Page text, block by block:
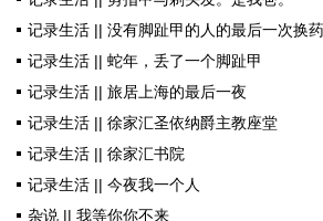
记录生活 || 没有脚趾甲的人的最后一次换药
记录生活 || 蛇年，丢了一个脚趾甲
记录生活 || 旅居上海的最后一夜
记录生活 || 徐家汇圣依纳爵主教座堂
记录生活 || 徐家汇书院
记录生活 || 今夜我一个人
杂说 || 我等你你不来